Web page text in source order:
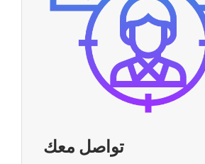
تواصل معك